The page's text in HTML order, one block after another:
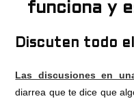
funciona y
Discuten todo
Las discusiones en
diarrea que te dice que